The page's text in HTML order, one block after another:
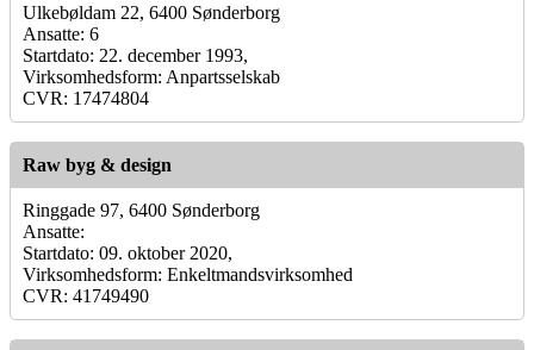
Ulkebøldam 22, 6400 Sønderborg
Ansatte: 6
Startdato: 22. december 1993,
Virksomhedsform: Anpartsselskab
CVR: 17474804
Raw byg & design
Ringgade 97, 6400 Sønderborg
Ansatte:
Startdato: 09. oktober 2020,
Virksomhedsform: Enkeltmandsvirksomhed
CVR: 41749490